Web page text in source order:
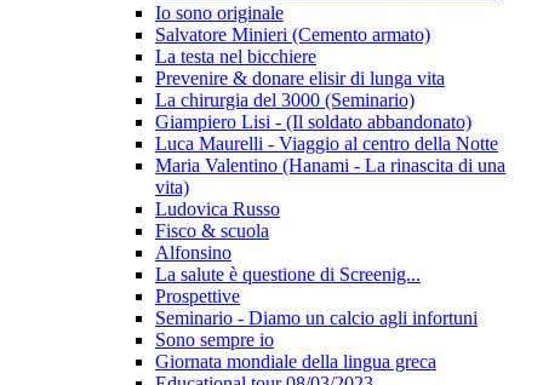
Io sono originale
Salvatore Minieri (Cemento armato)
La testa nel bicchiere
Prevenire & donare elisir di lunga vita
La chirurgia del 3000 (Seminario)
Giampiero Lisi - (Il soldato abbandonato)
Luca Maurelli - Viaggio al centro della Notte
Maria Valentino (Hanami - La rinascita di una
vita)
Ludovica Russo
Fisco & scuola
Alfonsino
La salute è questione di Screenig...
Prospettive
Seminario - Diamo un calcio agli infortuni
Sono sempre io
Giornata mondiale della lingua greca